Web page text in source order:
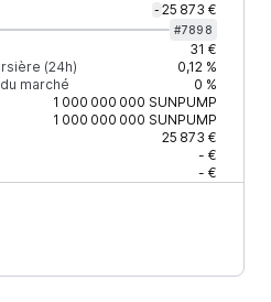
- 25 873 €
#7898
31 €
(24h)
0,12 %
marché
0 %
1 000 000 000 SUNPUMP
1 000 000 000 SUNPUMP
25 873 €
- €
- €